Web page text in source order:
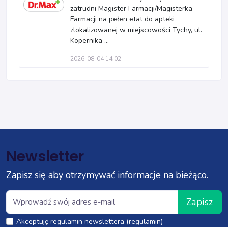
zatrudni Magister Farmacji/Magisterka
Farmacji na pełen etat do apteki
zlokalizowanej w miejscowości Tychy, ul.
Kopernika ...
2026-08-04 14:02
Newsletter
Zapisz się aby otrzymywać informacje na bieżąco.
Zapisz
Akceptuję regulamin newslettera (regulamin)